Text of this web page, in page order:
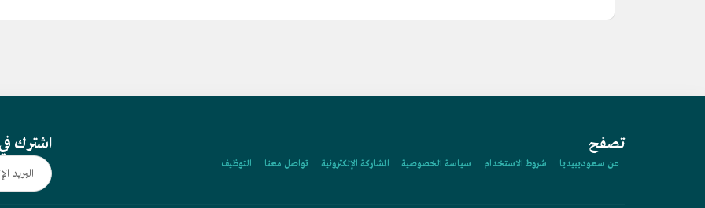
تصفح
عن سعوديبيديا شروط الاستخدام سياسة الخصوصية المشاركة الإلكترونية تواصل معنا التوظيف
اشترك